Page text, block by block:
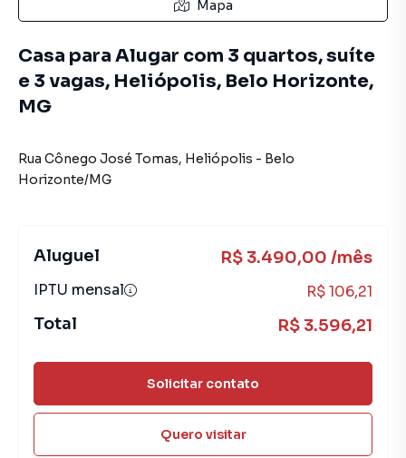
Mapa
Casa para Alugar com 3 quartos, suíte
e 3 vagas, Heliópolis, Belo Horizonte,
MG
Rua Cônego José Tomas, Heliópolis - Belo
Horizonte/MG
Aluguel R$ 3.490,00 /mês
IPTU mensal R$ 106,21
Total R$ 3.596,21
Solicitar contato
Quero visitar